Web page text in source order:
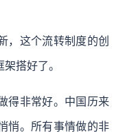
，这个流转制度的创
搭好了。
得非常好。中国历来
悄。所有事情做的非